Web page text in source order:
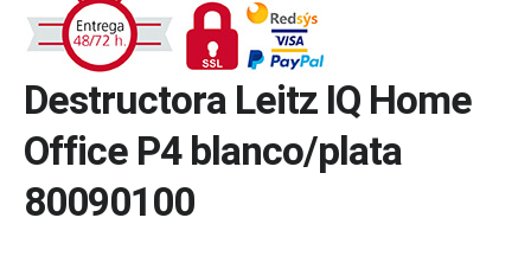
Destructora Leitz IQ Home
Office P4 blanco/plata
80090100